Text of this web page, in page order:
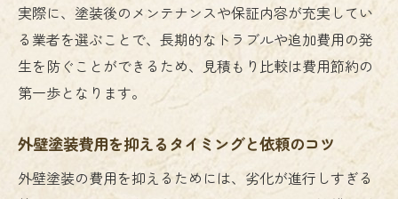
実際に、塗装後のメンテナンスや保証内容が充実してい
る業者を選ぶことで、長期的なトラブルや追加費用の発
生を防ぐことができるため、見積もり比較は費用節約の
第一歩となります。
外壁塗装費用を抑えるタイミングと依頼のコツ
外壁塗装の費用を抑えるためには、劣化が進行しすぎる